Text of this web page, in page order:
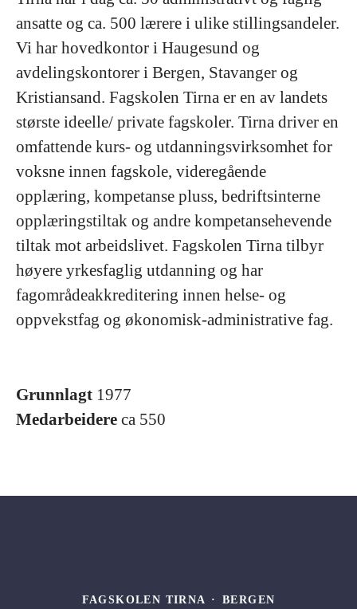
ansatte og ca. 500 lærere i ulike stillingsandeler.
Vi har hovedkontor i Haugesund og
avdelingskontorer i Bergen, Stavanger og
Kristiansand. Fagskolen Tirna er en av landets
største ideelle/ private fagskoler. Tirna driver en
omfattende kurs- og utdanningsvirksomhet for
voksne innen fagskole, videregående
opplæring, kompetanse pluss, bedriftsinterne
opplæringstiltak og andre kompetansehevende
tiltak mot arbeidslivet. Fagskolen Tirna tilbyr
høyere yrkesfaglig utdanning og har
fagområdeakkreditering innen helse- og
oppvekstfag og økonomisk-administrative fag.
Grunnlagt 1977
Medarbeidere ca 550
FAGSKOLEN TIRNA · BERGEN